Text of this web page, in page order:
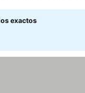
exactos